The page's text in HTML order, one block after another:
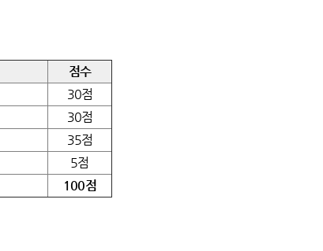
점수
30점
30점
35점
5점
100점